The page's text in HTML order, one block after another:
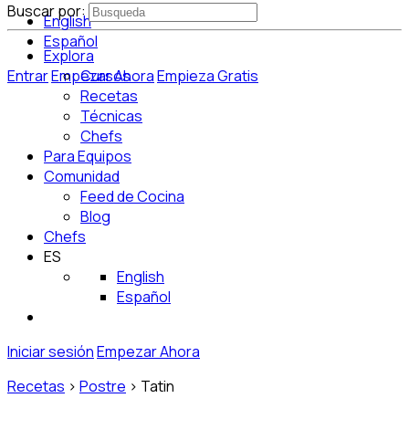
English
Español
EntrarEmpezar AhoraEmpieza Gratis
Buscar por:
Explora
Cursos
Recetas
Técnicas
Chefs
Para Equipos
Comunidad
Feed de Cocina
Blog
Chefs
ES
English
Español
Iniciar sesiónEmpezar Ahora
Recetas > Postre > Tatin